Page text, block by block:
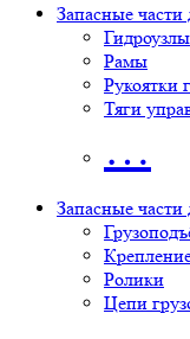
Запасные части
Гидроузлы
Рамы
Рукоятки
Тяги
…
Запасные части
Ролики
Цепи